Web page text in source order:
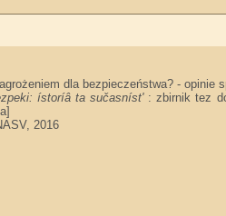
dla bezpieczeństwa? - opinie
ístoríâ ta sučasníst': zbirnik tez
2016